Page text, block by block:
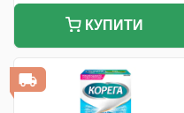
КУПИТИ